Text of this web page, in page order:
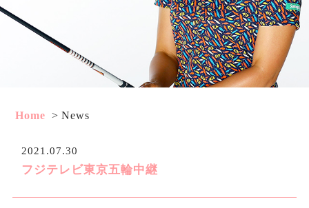
Home News
2021.07.30
フジテレビ東京五輪中継